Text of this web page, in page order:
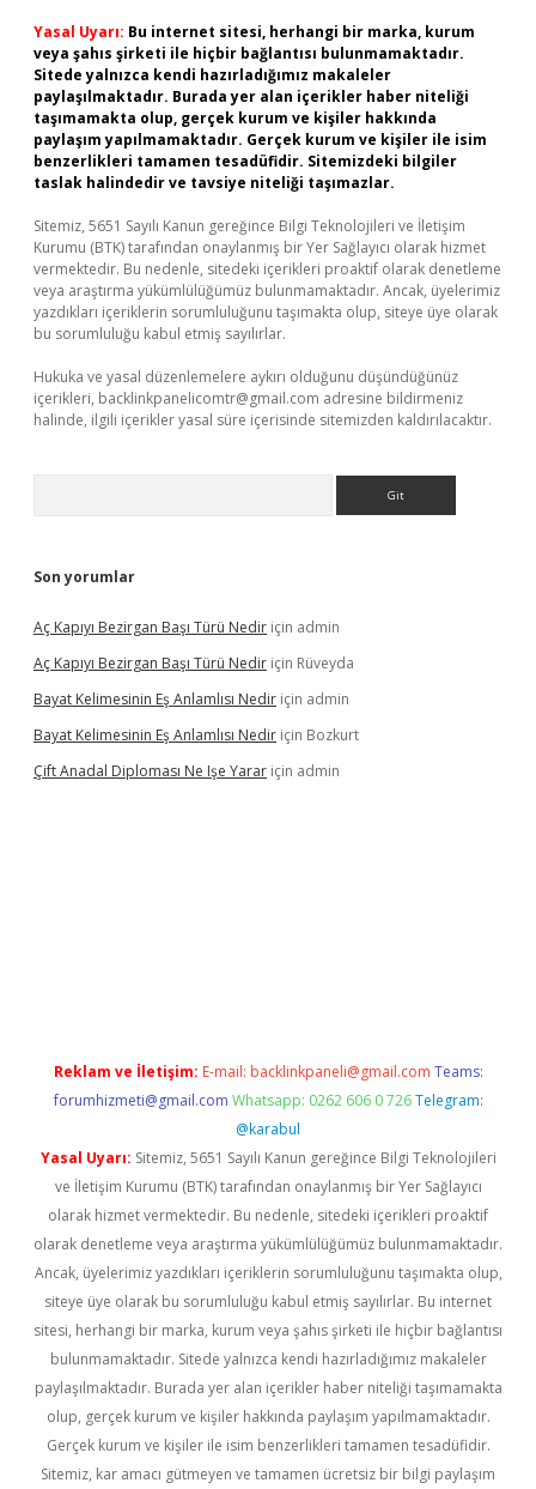
Yasal Uyarı: Bu internet sitesi, herhangi bir marka, kurum
veya şahıs şirketi ile hiçbir bağlantısı bulunmamaktadır.
Sitede yalnızca kendi hazırladığımız makaleler
paylaşılmaktadır. Burada yer alan içerikler haber niteliği
taşımamakta olup, gerçek kurum ve kişiler hakkında
paylaşım yapılmamaktadır. Gerçek kurum ve kişiler ile isim
benzerlikleri tamamen tesadüfidir. Sitemizdeki bilgiler
taslak halindedir ve tavsiye niteliği taşımazlar.
Sitemiz, 5651 Sayılı Kanun gereğince Bilgi Teknolojileri ve İletişim
Kurumu (BTK) tarafından onaylanmış bir Yer Sağlayıcı olarak hizmet
vermektedir. Bu nedenle, sitedeki içerikleri proaktif olarak denetleme
veya araştırma yükümlülüğümüz bulunmamaktadır. Ancak, üyelerimiz
yazdıkları içeriklerin sorumluluğunu taşımakta olup, siteye üye olarak
bu sorumluluğu kabul etmiş sayılırlar.
Hukuka ve yasal düzenlemelere aykırı olduğunu düşündüğünüz
içerikleri, backlinkpanelicomtr@gmail.com adresine bildirmeniz
halinde, ilgili içerikler yasal süre içerisinde sitemizden kaldırılacaktır.
Son yorumlar
Aç Kapıyı Bezirgan Başı Türü Nedir için admin
Aç Kapıyı Bezirgan Başı Türü Nedir için Rüveyda
Bayat Kelimesinin Eş Anlamlısı Nedir için admin
Bayat Kelimesinin Eş Anlamlısı Nedir için Bozkurt
Çift Anadal Diploması Ne Işe Yarar için admin
Reklam ve İletişim: E-mail: backlinkpaneli@gmail.com Teams:
forumhizmeti@gmail.com Whatsapp: 0262 606 0 726 Telegram:
@karabul
Yasal Uyarı: Sitemiz, 5651 Sayılı Kanun gereğince Bilgi Teknolojileri
ve İletişim Kurumu (BTK) tarafından onaylanmış bir Yer Sağlayıcı
olarak hizmet vermektedir. Bu nedenle, sitedeki içerikleri proaktif
olarak denetleme veya araştırma yükümlülüğümüz bulunmamaktadır.
Ancak, üyelerimiz yazdıkları içeriklerin sorumluluğunu taşımakta olup,
siteye üye olarak bu sorumluluğu kabul etmiş sayılırlar. Bu internet
sitesi, herhangi bir marka, kurum veya şahıs şirketi ile hiçbir bağlantısı
bulunmamaktadır. Sitede yalnızca kendi hazırladığımız makaleler
paylaşılmaktadır. Burada yer alan içerikler haber niteliği taşımamakta
olup, gerçek kurum ve kişiler hakkında paylaşım yapılmamaktadır.
Gerçek kurum ve kişiler ile isim benzerlikleri tamamen tesadüfidir.
Sitemiz, kar amacı gütmeyen ve tamamen ücretsiz bir bilgi paylaşım